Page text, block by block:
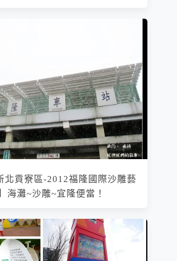
北貢寮區-2012福隆國際沙雕藝
海灘~沙雕~宜隆便當！